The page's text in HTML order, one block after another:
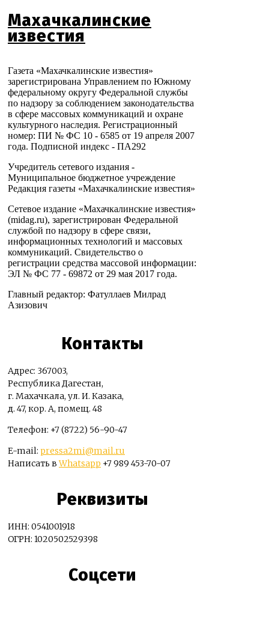
Махачкалинские
известия
Газета «Махачкалинские известия»
зарегистрирована Управлением по Южному
федеральному округу Федеральной службы
по надзору за соблюдением законодательства
в сфере массовых коммуникаций и охране
культурного наследия. Регистрационный
номер: ПИ № ФС 10 - 6585 от 19 апреля 2007
года. Подписной индекс - ПА292
Учредитель сетевого издания -
Муниципальное бюджетное учреждение
Редакция газеты «Махачкалинские известия»
Сетевое издание «Махачкалинские известия»
(midag.ru), зарегистрирован Федеральной
службой по надзору в сфере связи,
информационных технологий и массовых
коммуникаций. Свидетельство о
регистрации средства массовой информации:
ЭЛ № ФС 77 - 69872 от 29 мая 2017 года.
Главный редактор: Фатуллаев Милрад
Азизович
Контакты
Адрес: 367003,
Республика Дагестан,
г. Махачкала, ул. И. Казака,
д. 47, кор. А, помещ. 48
Телефон: +7 (8722) 56-90-47
E-mail: pressa2mi@mail.ru
Написать вWhatsapp +7 989 453-70-07
Реквизиты
ИНН: 0541001918
ОГРН: 1020502529398
Соцсети